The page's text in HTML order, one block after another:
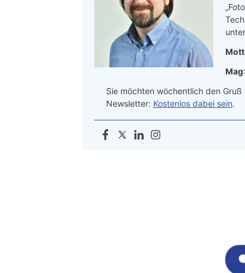
Mag:
Sie möchten wöchentlich den
Newsletter: Kostenlos dabei sein.